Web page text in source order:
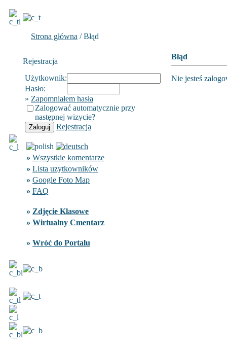
Strona główna / Błąd
Rejestracja
Użytkownik:
Hasło:
» Zapomniałem hasła
Zalogować automatycznie przy
następnej wizycie?
Rejestracja
» Wszystkie komentarze
» Lista uzytkowników
» Google Foto Map
» FAQ
» Zdjęcie Klasowe
» Wirtualny Cmentarz
» Wróć do Portalu
Błąd
Nie jesteś